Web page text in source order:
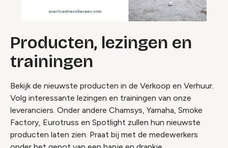
Producten, lezingen en
trainingen
Bekijk de nieuwste producten in de Verkoop en Verhuur.
Volg interessante lezingen en trainingen van onze
leveranciers. Onder andere Chamsys, Yamaha, Smoke
Factory, Eurotruss en Spotlight zullen hun nieuwste
producten laten zien. Praat bij met de medewerkers